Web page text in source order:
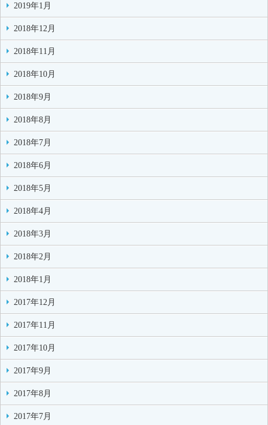
2019年1月
2018年12月
2018年11月
2018年10月
2018年9月
2018年8月
2018年7月
2018年6月
2018年5月
2018年4月
2018年3月
2018年2月
2018年1月
2017年12月
2017年11月
2017年10月
2017年9月
2017年8月
2017年7月